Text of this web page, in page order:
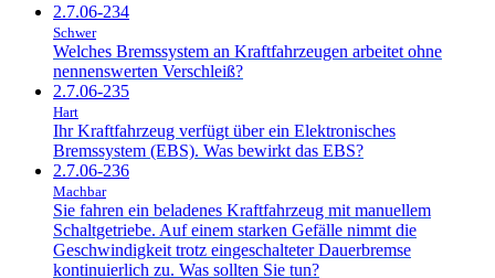
2.7.06-234
Schwer
Welches Bremssystem an Kraftfahrzeugen arbeitet ohne
nennenswerten Verschleiß?
2.7.06-235
Hart
Ihr Kraftfahrzeug verfügt über ein Elektronisches
Bremssystem (EBS). Was bewirkt das EBS?
2.7.06-236
Machbar
Sie fahren ein beladenes Kraftfahrzeug mit manuellem
Schaltgetriebe. Auf einem starken Gefälle nimmt die
Geschwindigkeit trotz eingeschalteter Dauerbremse
kontinuierlich zu. Was sollten Sie tun?